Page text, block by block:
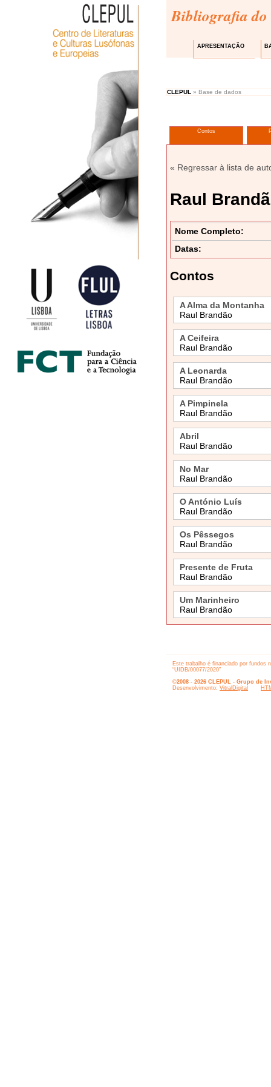
Bibliografia do
APRESENTAÇÃO
CLEPUL » Base de dados
Contos
« Regressar à lista de
Raul
Nome Completo:
Datas:
Contos
A Alma da Montanha
Raul Brandão
A Ceifeira
Raul Brandão
A Leonarda
Raul Brandão
A Pimpinela
Raul Brandão
Abril
Raul Brandão
No Mar
Raul Brandão
O António Luís
Raul Brandão
Os Pêssegos
Raul Brandão
Presente de Fruta
Raul Brandão
Um Marinheiro
Raul Brandão
Este trabalho é financiado por fundos
“UIDB/00077/2020”
©2008 - 2026 CLEPUL - Grupo de
Desenvolvimento: VitralDigital